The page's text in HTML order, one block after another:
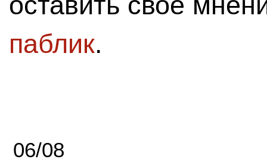
паблик.
06/08